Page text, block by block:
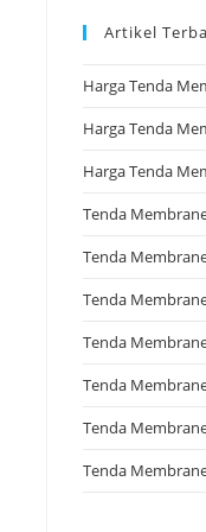
Artikel
Harga Tenda
Harga Tenda
Harga Tenda
Tenda
Tenda
Tenda
Tenda
Tenda
Tenda
Tenda